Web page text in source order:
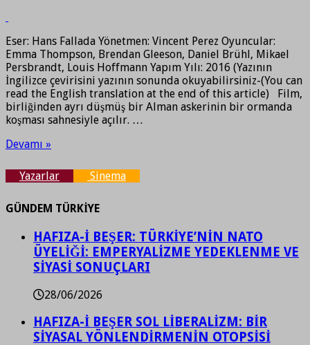
Eser: Hans Fallada Yönetmen: Vincent Perez Oyuncular:
Emma Thompson, Brendan Gleeson, Daniel Brühl, Mikael
Persbrandt, Louis Hoffmann Yapım Yılı: 2016 (Yazının
İngilizce çevirisini yazının sonunda okuyabilirsiniz-(You can
read the English translation at the end of this article) Film,
birliğinden ayrı düşmüş bir Alman askerinin bir ormanda
koşması sahnesiyle açılır. …
Devamı »
Yazarlar Sinema
GÜNDEM TÜRKİYE
HAFIZA-İ BEŞER: TÜRKİYE’NİN NATO
ÜYELİĞİ: EMPERYALİZME YEDEKLENME VE
SİYASİ SONUÇLARI
28/06/2026
HAFIZA-İ BEŞER SOL LİBERALİZM: BİR
SİYASAL YÖNLENDİRMENİN OTOPSİSİ